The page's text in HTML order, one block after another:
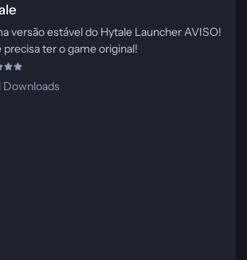
versão estável do Hytale Launcher AVISO!
precisa ter o game original!
Downloads